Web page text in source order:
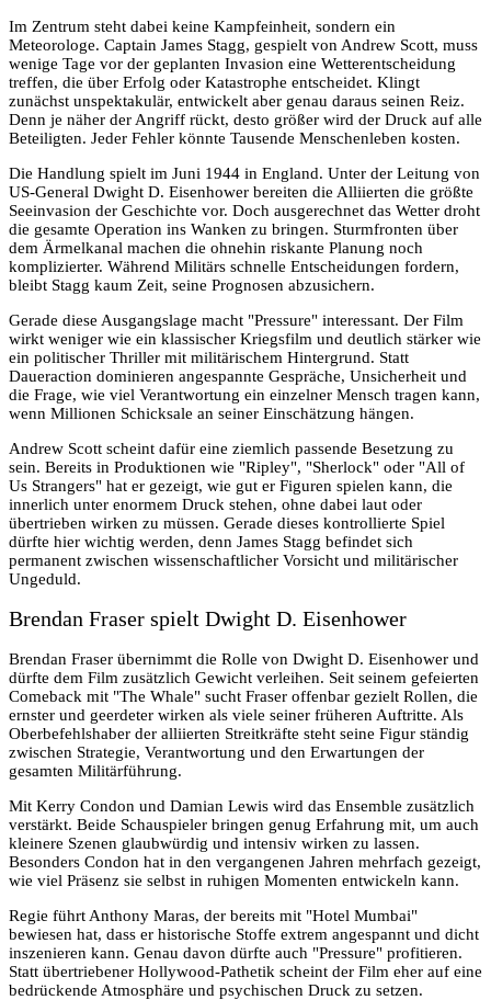
Im Zentrum steht dabei keine Kampfeinheit, sondern ein
Meteorologe. Captain James Stagg, gespielt von Andrew Scott, muss
wenige Tage vor der geplanten Invasion eine Wetterentscheidung
treffen, die über Erfolg oder Katastrophe entscheidet. Klingt
zunächst unspektakulär, entwickelt aber genau daraus seinen Reiz.
Denn je näher der Angriff rückt, desto größer wird der Druck auf alle
Beteiligten. Jeder Fehler könnte Tausende Menschenleben kosten.
Die Handlung spielt im Juni 1944 in England. Unter der Leitung von
US-General Dwight D. Eisenhower bereiten die Alliierten die größte
Seeinvasion der Geschichte vor. Doch ausgerechnet das Wetter droht
die gesamte Operation ins Wanken zu bringen. Sturmfronten über
dem Ärmelkanal machen die ohnehin riskante Planung noch
komplizierter. Während Militärs schnelle Entscheidungen fordern,
bleibt Stagg kaum Zeit, seine Prognosen abzusichern.
Gerade diese Ausgangslage macht "Pressure" interessant. Der Film
wirkt weniger wie ein klassischer Kriegsfilm und deutlich stärker wie
ein politischer Thriller mit militärischem Hintergrund. Statt
Daueraction dominieren angespannte Gespräche, Unsicherheit und
die Frage, wie viel Verantwortung ein einzelner Mensch tragen kann,
wenn Millionen Schicksale an seiner Einschätzung hängen.
Andrew Scott scheint dafür eine ziemlich passende Besetzung zu
sein. Bereits in Produktionen wie "Ripley", "Sherlock" oder "All of
Us Strangers" hat er gezeigt, wie gut er Figuren spielen kann, die
innerlich unter enormem Druck stehen, ohne dabei laut oder
übertrieben wirken zu müssen. Gerade dieses kontrollierte Spiel
dürfte hier wichtig werden, denn James Stagg befindet sich
permanent zwischen wissenschaftlicher Vorsicht und militärischer
Ungeduld.
Brendan Fraser spielt Dwight D. Eisenhower
Brendan Fraser übernimmt die Rolle von Dwight D. Eisenhower und
dürfte dem Film zusätzlich Gewicht verleihen. Seit seinem gefeierten
Comeback mit "The Whale" sucht Fraser offenbar gezielt Rollen, die
ernster und geerdeter wirken als viele seiner früheren Auftritte. Als
Oberbefehlshaber der alliierten Streitkräfte steht seine Figur ständig
zwischen Strategie, Verantwortung und den Erwartungen der
gesamten Militärführung.
Mit Kerry Condon und Damian Lewis wird das Ensemble zusätzlich
verstärkt. Beide Schauspieler bringen genug Erfahrung mit, um auch
kleinere Szenen glaubwürdig und intensiv wirken zu lassen.
Besonders Condon hat in den vergangenen Jahren mehrfach gezeigt,
wie viel Präsenz sie selbst in ruhigen Momenten entwickeln kann.
Regie führt Anthony Maras, der bereits mit "Hotel Mumbai"
bewiesen hat, dass er historische Stoffe extrem angespannt und dicht
inszenieren kann. Genau davon dürfte auch "Pressure" profitieren.
Statt übertriebener Hollywood-Pathetik scheint der Film eher auf eine
bedrückende Atmosphäre und psychischen Druck zu setzen.